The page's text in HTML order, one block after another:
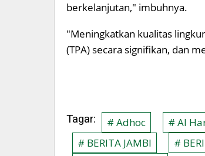
berkelanjutan," imbuhnya.
"Meningkatkan kualitas
(TPA) secara signifikan, dan
Tagar: # Adhoc # Al
# BERITA JAMBI
#